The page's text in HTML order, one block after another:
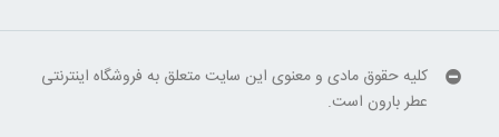
کلیه حقوق مادی و معنوی این سایت متعلق به فروشگاه اینترنتی
عطر بارون است.